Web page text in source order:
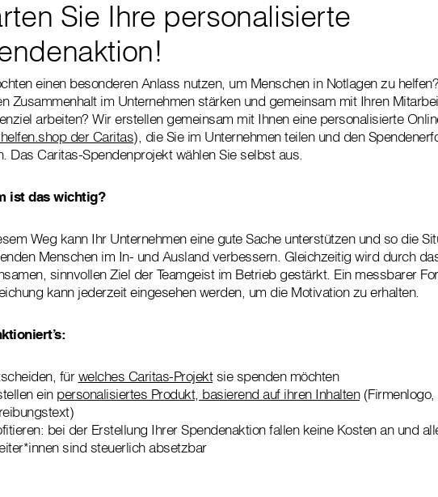
Sie Ihre personalisierte
einen besonderen Anlass nutzen, um Menschen in Notlagen zu
Zusammenhalt im Unternehmen stärken und gemeinsam mit Ihren
arbeiten? Wir erstellen gemeinsam mit Ihnen eine personalisierte
der Caritas), die Sie im Unternehmen teilen und den
Das Caritas-Spendenprojekt wählen Sie selbst aus.
ist das wichtig?
Weg kann Ihr Unternehmen eine gute Sache unterstützen und so die
Menschen im In- und Ausland verbessern. Gleichzeitig wird durch
sinnvollen Ziel der Teamgeist im Betrieb gestärkt. Ein messbarer
kann jederzeit eingesehen werden, um die Motivation zu erhalten.
fürwelches Caritas-Projektsie spenden möchten
ein personalisiertes Produkt, basierend auf ihren Inhalten(Firmenlogo,
bei der Erstellung Ihrer Spendenaktion fallen keine Kosten an und
sind steuerlich absetzbar